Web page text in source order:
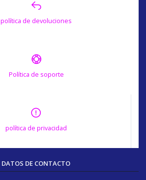
política de devoluciones
Política de soporte
política de privacidad
DATOS DE CONTACTO